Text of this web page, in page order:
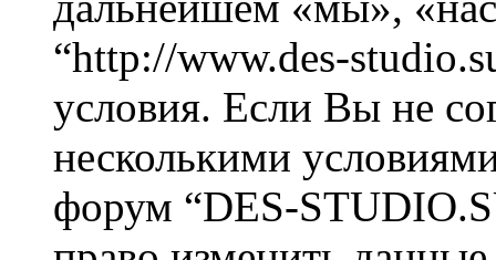
“http://www.des-
условия. Если Вы не
несколькими
форум “DES-